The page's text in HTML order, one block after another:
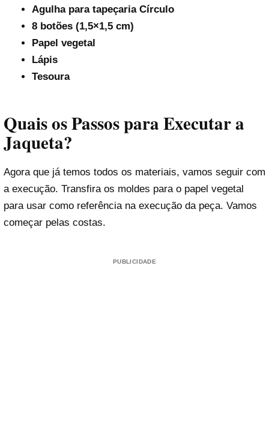
Agulha para tapeçaria Círculo
8 botões (1,5×1,5 cm)
Papel vegetal
Lápis
Tesoura
Quais os Passos para Executar a
Jaqueta?
Agora que já temos todos os materiais, vamos seguir com
a execução. Transfira os moldes para o papel vegetal
para usar como referência na execução da peça. Vamos
começar pelas costas.
PUBLICIDADE